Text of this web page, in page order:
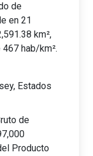
de
en 21
km²,
hab/km².
Estados
de
Producto